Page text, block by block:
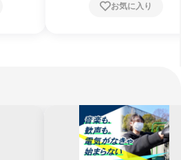
お気に入り